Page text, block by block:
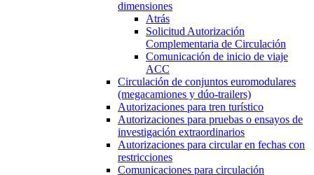
dimensiones
Atrás
Solicitud Autorización
Complementaria de Circulación
Comunicación de inicio de viaje
ACC
Circulación de conjuntos euromodulares
(megacamiones y dúo-trailers)
Autorizaciones para tren turístico
Autorizaciones para pruebas o ensayos de
investigación extraordinarios
Autorizaciones para circular en fechas con
restricciones
Comunicaciones para circulación